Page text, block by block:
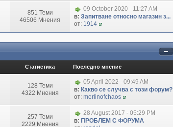
851 Теми
46506 Мнения
09 October 2020 - 11:27 AM
в: Запитване относно магазин з...
от: 1914
Статистика Последно мнение
128 Теми
4322 Мнения
05 April 2022 - 09:49 AM
в: Какво се случва с този форум?
от: merlinofchaos
257 Теми
2229 Мнения
28 August 2017 - 05:29 PM
в: ПРОБЛЕМ С ФОРУМА